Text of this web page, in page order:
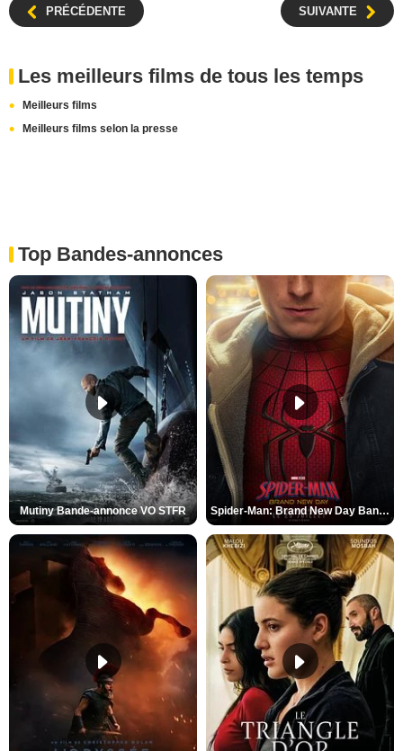
PRÉCÉDENTE SUIVANTE
Les meilleurs films de tous les temps
Meilleurs films
Meilleurs films selon la presse
Top Bandes-annonces
Mutiny Bande-annonce VO STFR Spider-Man: Brand New Day Bande-annonce VO STFR